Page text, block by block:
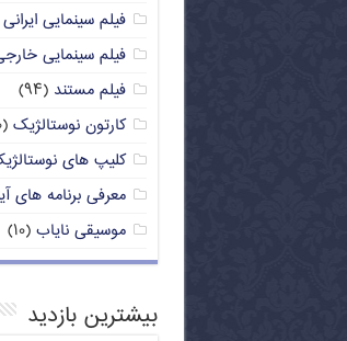
فیلم سینمایی ایرانی
فیلم سینمایی
فیلم مستند (۹۴)
کارتون نوستالژیک (۲۹۰)
کلیپ های
معرفی برنامه های
موسیقی نایاب (۱۰)
بیشترین بازدید